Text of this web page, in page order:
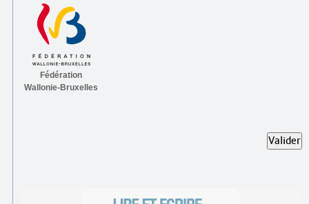
Fédération
Wallonie-Bruxelles
Valider